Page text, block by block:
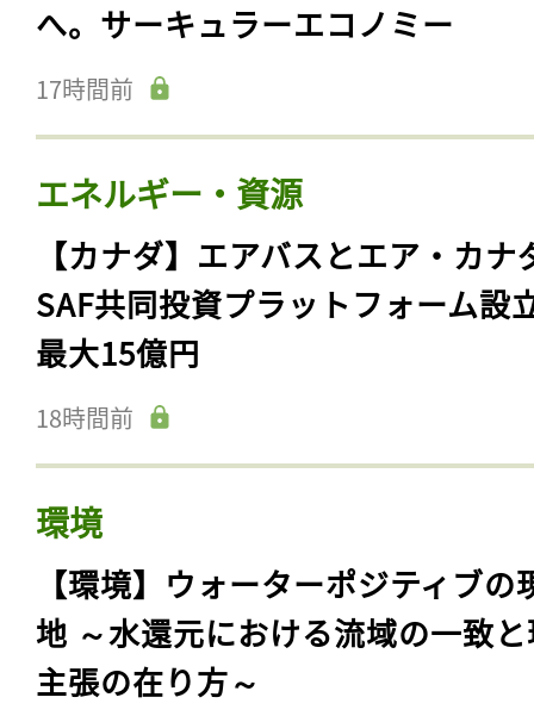
へ。サーキュラーエコノミー
17時間前
エネルギー・資源
【カナダ】エアバスとエア・カナ
SAF共同投資プラットフォーム設
最大15億円
18時間前
環境
【環境】ウォーターポジティブの
地 ～水還元における流域の一致
主張の在り方～